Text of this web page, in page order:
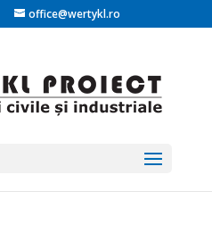
office@wertykl.ro